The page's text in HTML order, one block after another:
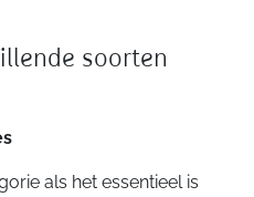
soorten
als het essentieel is